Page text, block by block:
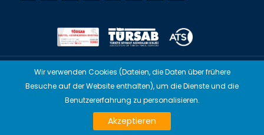
© Copyright 2015 - 2026,Tourwix.de
Artmodern UG (Haftungsbeschränkt) Arbeitet mit
Übereinstimmenden Gesetzen von Deutschland
TOURWİX TURİZM Arbeitet mit Übereinstimmenden Gesetzen der Türkei
Wir verwenden Cookies (Dateien, die Daten über frühere
Besuche auf der Website enthalten), um die Dienste und die
Benutzererfahrung zu personalisieren.
Akzeptieren